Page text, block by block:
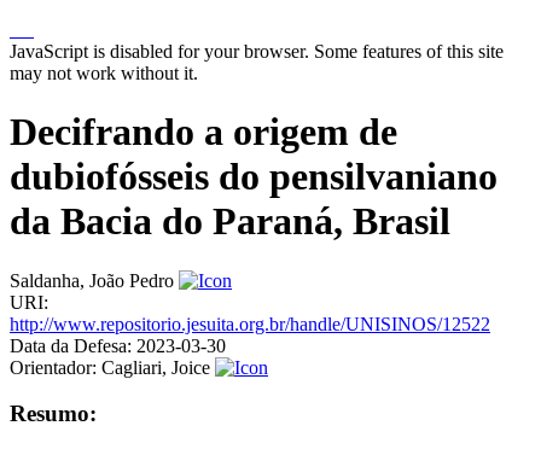
JavaScript is disabled for your browser. Some features of this site
may not work without it.
Decifrando a origem de
dubiofósseis do pensilvaniano
da Bacia do Paraná, Brasil
Saldanha, João Pedro
URI:
http://www.repositorio.jesuita.org.br/handle/UNISINOS/12522
Data da Defesa: 2023-03-30
Orientador: Cagliari, Joice
Resumo: